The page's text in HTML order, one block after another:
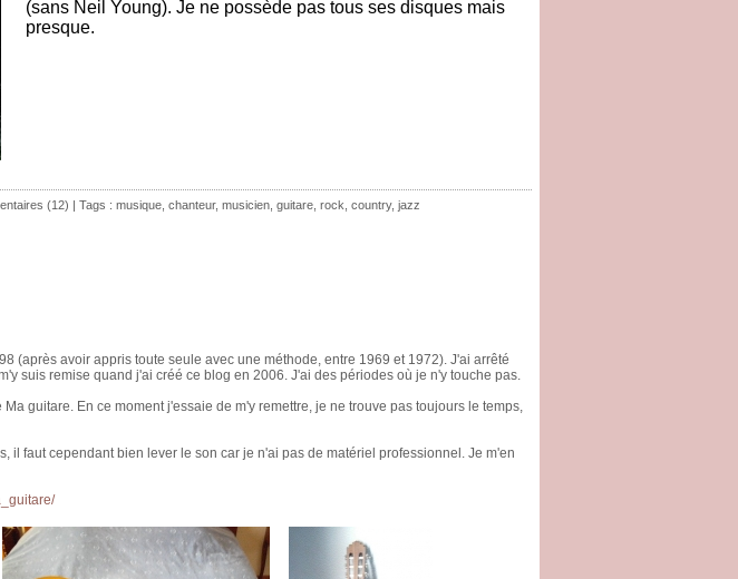
(sans Neil Young). Je ne possède pas tous ses disques mais
presque.
(12) | Tags : musique chanteur, musicien guitare rock country, jazz
(après avoir appris toute seule avec une méthode, entre 1969 et 1972). J'ai arrêté
suis remise quand j'ai créé ce blog en 2006. J'ai des périodes où je n'y touche pas.
guitare. En ce moment j'essaie de m'y remettre, je ne trouve pas toujours le temps,
il faut cependant bien lever le son car je n'ai pas de matériel professionnel. Je m'en